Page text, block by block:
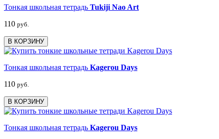
Тонкая школьная тетрадь Tukiji Nao Art
110 руб.
В КОРЗИНУ
Тонкая школьная тетрадь Kagerou Days
110 руб.
В КОРЗИНУ
Тонкая школьная тетрадь Kagerou Days